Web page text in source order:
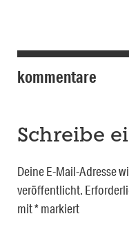
kommentare
Schreibe
Deine E-Mail-Adresse
veröffentlicht.
mit*markiert